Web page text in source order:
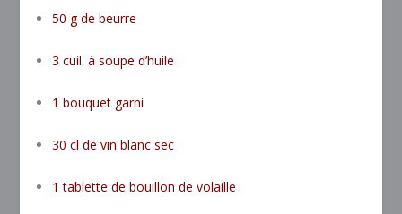
50 g de beurre
3 cuil. à soupe d’huile
1 bouquet garni
30 cl de vin blanc sec
1 tablette de bouillon de volaille